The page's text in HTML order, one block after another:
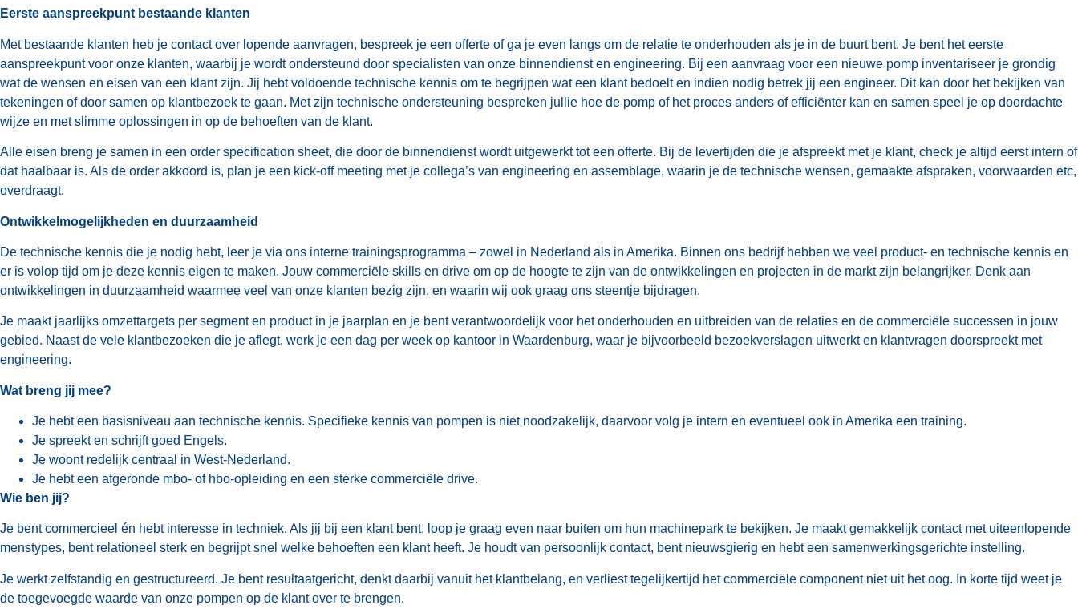
Eerste aanspreekpunt bestaande klanten
Met bestaande klanten heb je contact over lopende aanvragen, bespreek je een offerte of ga je even langs om de relatie te onderhouden als je in de buurt bent. Je bent het eerste
aanspreekpunt voor onze klanten, waarbij je wordt ondersteund door specialisten van onze binnendienst en engineering. Bij een aanvraag voor een nieuwe pomp inventariseer je grondig
wat de wensen en eisen van een klant zijn. Jij hebt voldoende technische kennis om te begrijpen wat een klant bedoelt en indien nodig betrek jij een engineer. Dit kan door het bekijken van
tekeningen of door samen op klantbezoek te gaan. Met zijn technische ondersteuning bespreken jullie hoe de pomp of het proces anders of efficiënter kan en samen speel je op doordachte
wijze en met slimme oplossingen in op de behoeften van de klant.
Alle eisen breng je samen in een order specification sheet, die door de binnendienst wordt uitgewerkt tot een offerte. Bij de levertijden die je afspreekt met je klant, check je altijd eerst intern of
dat haalbaar is. Als de order akkoord is, plan je een kick-off meeting met je collega’s van engineering en assemblage, waarin je de technische wensen, gemaakte afspraken, voorwaarden etc,
overdraagt.
Ontwikkelmogelijkheden en duurzaamheid
De technische kennis die je nodig hebt, leer je via ons interne trainingsprogramma – zowel in Nederland als in Amerika. Binnen ons bedrijf hebben we veel product- en technische kennis en
er is volop tijd om je deze kennis eigen te maken. Jouw commerciële skills en drive om op de hoogte te zijn van de ontwikkelingen en projecten in de markt zijn belangrijker. Denk aan
ontwikkelingen in duurzaamheid waarmee veel van onze klanten bezig zijn, en waarin wij ook graag ons steentje bijdragen.
Je maakt jaarlijks omzettargets per segment en product in je jaarplan en je bent verantwoordelijk voor het onderhouden en uitbreiden van de relaties en de commerciële successen in jouw
gebied. Naast de vele klantbezoeken die je aflegt, werk je een dag per week op kantoor in Waardenburg, waar je bijvoorbeeld bezoekverslagen uitwerkt en klantvragen doorspreekt met
engineering.
Wat breng jij mee?
Je hebt een basisniveau aan technische kennis. Specifieke kennis van pompen is niet noodzakelijk, daarvoor volg je intern en eventueel ook in Amerika een training.
Je spreekt en schrijft goed Engels.
Je woont redelijk centraal in West-Nederland.
Je hebt een afgeronde mbo- of hbo-opleiding en een sterke commerciële drive.
Wie ben jij?
Je bent commercieel én hebt interesse in techniek. Als jij bij een klant bent, loop je graag even naar buiten om hun machinepark te bekijken. Je maakt gemakkelijk contact met uiteenlopende
menstypes, bent relationeel sterk en begrijpt snel welke behoeften een klant heeft. Je houdt van persoonlijk contact, bent nieuwsgierig en hebt een samenwerkingsgerichte instelling.
Je werkt zelfstandig en gestructureerd. Je bent resultaatgericht, denkt daarbij vanuit het klantbelang, en verliest tegelijkertijd het commerciële component niet uit het oog. In korte tijd weet je
de toegevoegde waarde van onze pompen op de klant over te brengen.